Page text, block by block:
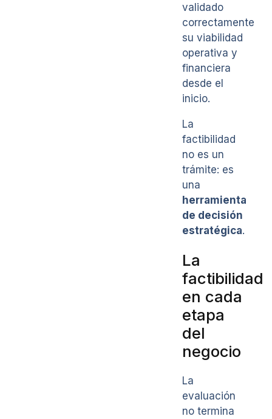
validado
correctamente
su viabilidad
operativa y
financiera
desde el
inicio.
La
factibilidad
no es un
trámite: es
una
herramienta
de decisión
estratégica.
La
factibilidad
en cada
etapa
del
negocio
La
evaluación
no termina